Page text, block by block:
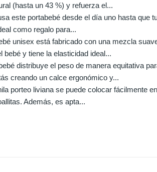
(hasta un 43 %) y refuerza el...
este portabebé desde el día uno hasta que
como regalo para...
unisex está fabricado con una mezcla
y tiene la elasticidad ideal...
distribuye el peso de manera equitativa
creando un calce ergonómico y...
porteo liviana se puede colocar fácilmente
Además, es apta...